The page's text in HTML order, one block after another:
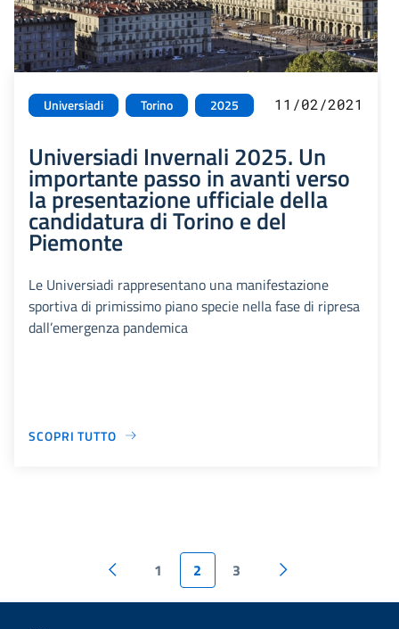
Universiadi Torino 2025 11/02/2021
Universiadi Invernali 2025. Un
importante passo in avanti verso
la presentazione ufficiale della
candidatura di Torino e del
Piemonte
Le Universiadi rappresentano una manifestazione
sportiva di primissimo piano specie nella fase di ripresa
dall’emergenza pandemica
SCOPRI TUTTO
1 2 3